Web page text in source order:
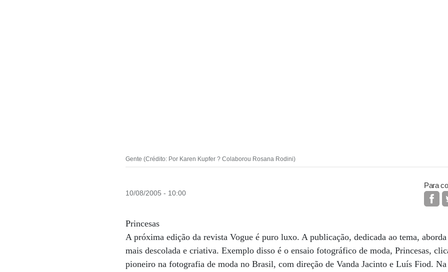
Gente (Crédito: Por Karen Kupfer ? Colaborou Rosana Rodini)
10/08/2005 - 10:00
Para
Princesas
A próxima edição da revista Vogue é puro luxo. A publicação, dedicada ao tema,
mais descolada e criativa. Exemplo disso é o ensaio fotográfico de moda, Princesas,
pioneiro na fotografia de moda no Brasil, com direção de Vanda Jacinto e Luís Fiod.